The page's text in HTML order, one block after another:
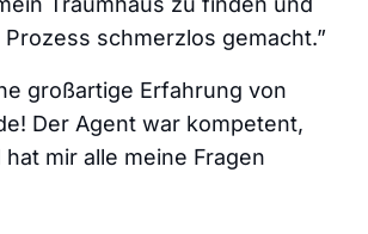
schmerzlos gemacht.”
großartige Erfahrung von
Der Agent war kompetent,
mir alle meine Fragen